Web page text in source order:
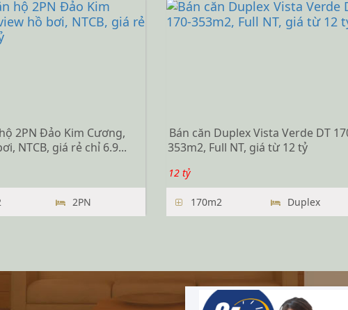
2PN Đảo Kim Cương,
NTCB, giá rẻ chỉ 6.9...
2PN
Bán căn Duplex Vista Verde DT
353m2, Full NT, giá từ 12 tỷ
12 tỷ
170m2 Duplex